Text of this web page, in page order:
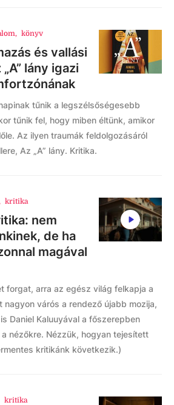
, könyv
és vallási
lány igazi
tűnik a legszélsőségesebb
tűnik fel, hogy miben éltünk, amikor
Az ilyen traumák feldolgozásáról
Az „A” lány. Kritika.
kritika
nem
de ha
magával
forgat, arra az egész világ felkapja a
nagyon várós a rendező újabb mozija,
Daniel Kaluuyával a főszerepben
nézőkre. Nézzük, hogyan tejesített
kritikánk következik.)
kritika